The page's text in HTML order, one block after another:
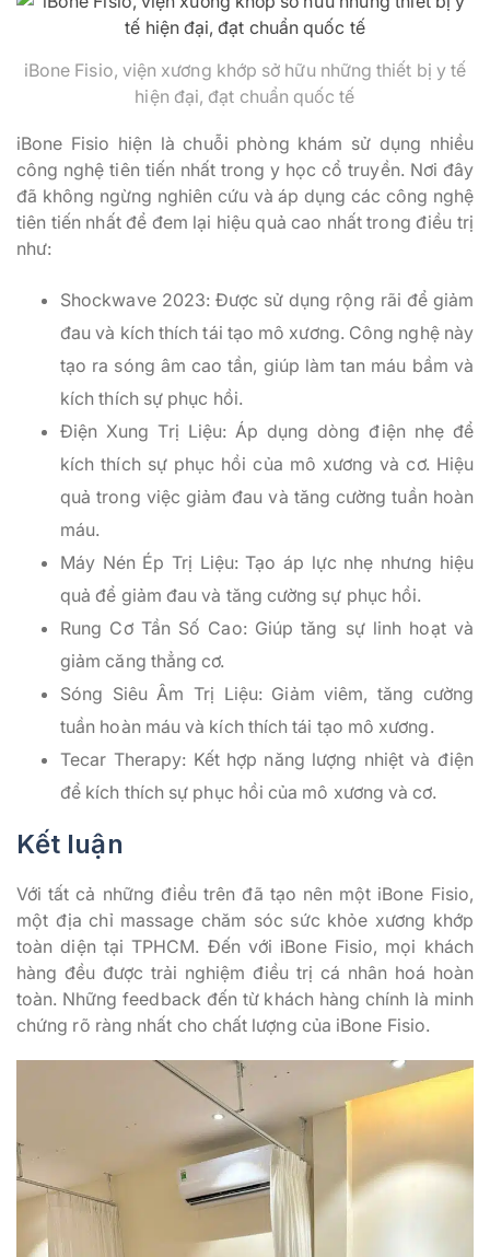
iBone Fisio, viện xương khớp sở hữu những thiết bị y tế
hiện đại, đạt chuẩn quốc tế
iBone Fisio hiện là chuỗi phòng khám sử dụng nhiều
công nghệ tiên tiến nhất trong y học cổ truyền. Nơi đây
đã không ngừng nghiên cứu và áp dụng các công nghệ
tiên tiến nhất để đem lại hiệu quả cao nhất trong điều trị
như:
Shockwave 2023: Được sử dụng rộng rãi để giảm
đau và kích thích tái tạo mô xương. Công nghệ này
tạo ra sóng âm cao tần, giúp làm tan máu bầm và
kích thích sự phục hồi.
Điện Xung Trị Liệu: Áp dụng dòng điện nhẹ để
kích thích sự phục hồi của mô xương và cơ. Hiệu
quả trong việc giảm đau và tăng cường tuần hoàn
máu.
Máy Nén Ép Trị Liệu: Tạo áp lực nhẹ nhưng hiệu
quả để giảm đau và tăng cường sự phục hồi.
Rung Cơ Tần Số Cao: Giúp tăng sự linh hoạt và
giảm căng thẳng cơ.
Sóng Siêu Âm Trị Liệu: Giảm viêm, tăng cường
tuần hoàn máu và kích thích tái tạo mô xương.
Tecar Therapy: Kết hợp năng lượng nhiệt và điện
để kích thích sự phục hồi của mô xương và cơ.
Kết luận
Với tất cả những điều trên đã tạo nên một iBone Fisio,
một địa chỉ massage chăm sóc sức khỏe xương khớp
toàn diện tại TPHCM. Đến với iBone Fisio, mọi khách
hàng đều được trải nghiệm điều trị cá nhân hoá hoàn
toàn. Những feedback đến từ khách hàng chính là minh
chứng rõ ràng nhất cho chất lượng của iBone Fisio.